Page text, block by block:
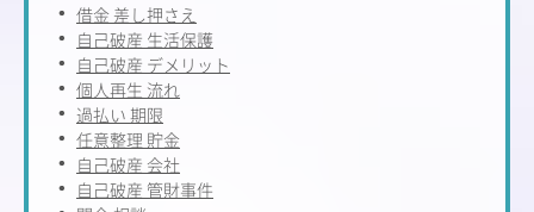
借金 差し押さえ
自己破産 生活保護
自己破産 デメリット
個人再生 流れ
過払い 期限
任意整理 貯金
自己破産 会社
自己破産 管財事件